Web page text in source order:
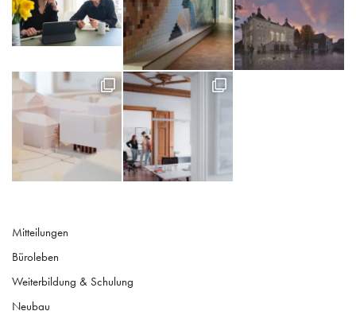
Mitteilungen
Büroleben
Weiterbildung & Schulung
Neubau